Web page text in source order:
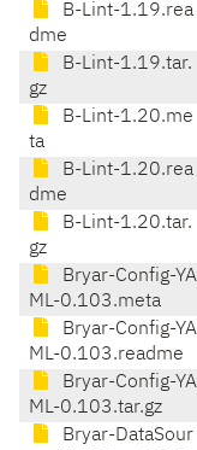
B-Lint-1.19.rea
dme
B-Lint-1.19.tar.
gz
B-Lint-1.20.me
ta
B-Lint-1.20.rea
dme
B-Lint-1.20.tar.
gz
Bryar-Config-YA
ML-0.103.meta
Bryar-Config-YA
ML-0.103.readme
Bryar-Config-YA
ML-0.103.tar.gz
Bryar-DataSour